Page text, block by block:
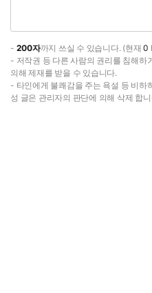
- 200자까지 쓰실 수 있습니다. (현재0
- 저작권 등 다른 사람의 권리를 침해하
의해 제재를 받을 수 있습니다.
- 타인에게 불쾌감을 주는 욕설 등 비하
성 글은 관리자의 판단에 의해 삭제 합